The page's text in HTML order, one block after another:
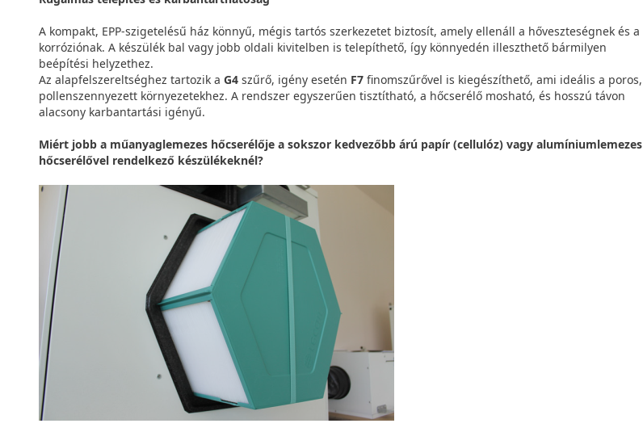
A kompakt, EPP-szigetelésű ház könnyű, mégis tartós szerkezetet biztosít, amely ellenáll a hőveszteségnek és a
korróziónak. A készülék bal vagy jobb oldali kivitelben is telepíthető, így könnyedén illeszthető bármilyen
beépítési helyzethez.
Az alapfelszereltséghez tartozik a G4 szűrő, igény esetén F7 finomszűrővel is kiegészíthető, ami ideális a poros,
pollenszennyezett környezetekhez. A rendszer egyszerűen tisztítható, a hőcserélő mosható, és hosszú távon
alacsony karbantartási igényű.
Miért jobb a műanyaglemezes hőcserélője a sokszor kedvezőbb árú papír (cellulóz) vagy alumíniumlemezes
hőcserélővel rendelkező készülékeknél?